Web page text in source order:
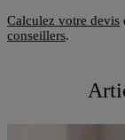
Calculez votre devis
conseillers.